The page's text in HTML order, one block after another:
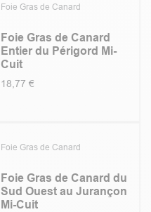
Foie Gras de Canard
Foie Gras de Canard
Entier du Périgord Mi-
Cuit
18,77 €
Foie Gras de Canard
Foie Gras de Canard du
Sud Ouest au Jurançon
Mi-Cuit